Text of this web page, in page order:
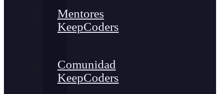
Mentores
KeepCoders
Comunidad
KeepCoders